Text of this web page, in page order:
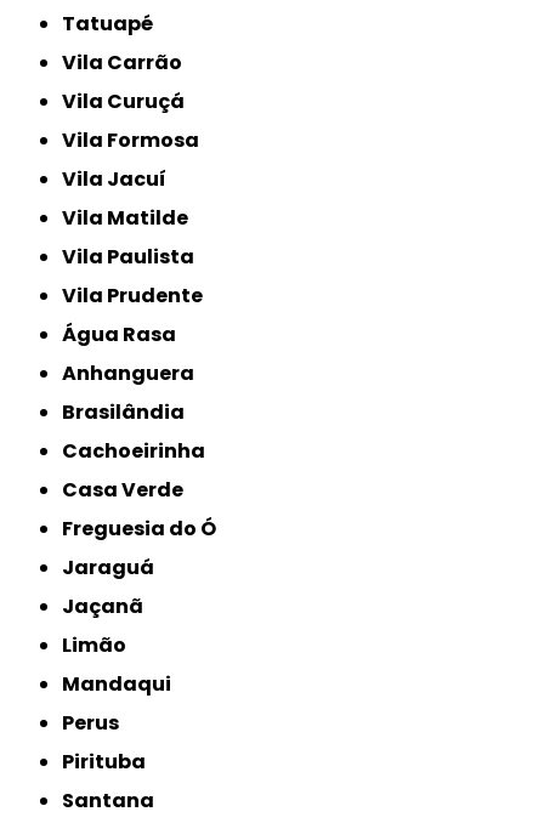
Tatuapé
Vila Carrão
Vila Curuçá
Vila Formosa
Vila Jacuí
Vila Matilde
Vila Paulista
Vila Prudente
Água Rasa
Anhanguera
Brasilândia
Cachoeirinha
Casa Verde
Freguesia do Ó
Jaraguá
Jaçanã
Limão
Mandaqui
Perus
Pirituba
Santana